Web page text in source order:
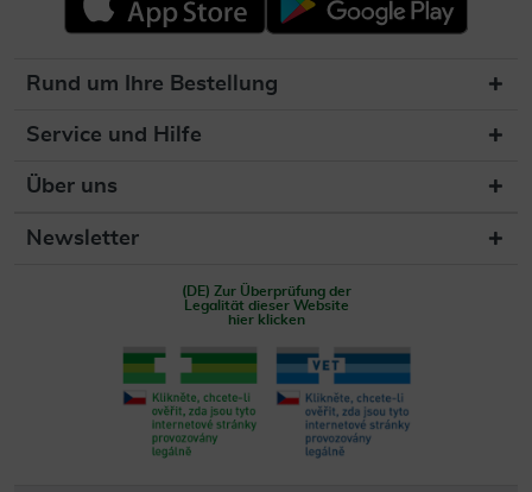
Rund um Ihre Bestellung
Service und Hilfe
Über uns
Newsletter
(DE) Zur Überprüfung der
Legalität dieser Website
hier klicken